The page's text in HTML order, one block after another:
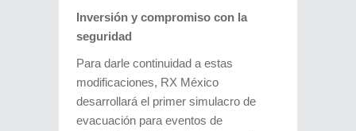
Inversión y compromiso con la
seguridad
Para darle continuidad a estas
modificaciones, RX México
desarrollará el primer simulacro de
evacuación para eventos de